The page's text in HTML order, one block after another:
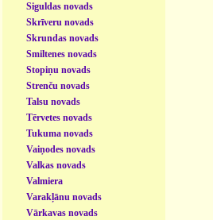
Siguldas novads
Skrīveru novads
Skrundas novads
Smiltenes novads
Stopiņu novads
Strenču novads
Talsu novads
Tērvetes novads
Tukuma novads
Vaiņodes novads
Valkas novads
Valmiera
Varakļānu novads
Vārkavas novads